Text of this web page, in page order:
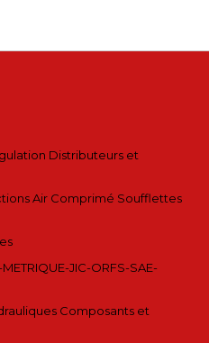
Distributeurs et
Air Comprimé Soufflettes
JIC-ORFS-SAE-
Composants et